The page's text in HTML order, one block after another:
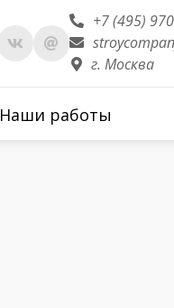
+7 (495)
г. Москва
Наши работы